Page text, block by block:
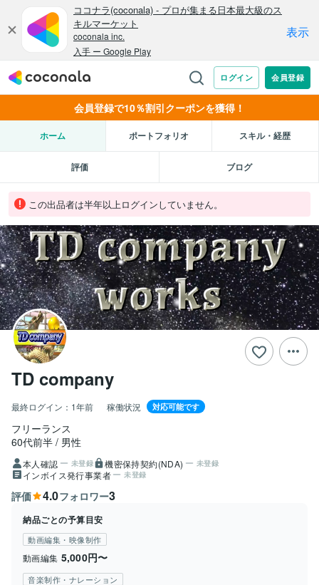
会員登録で10％割引クーポンを獲得！
ホーム ポートフォリオ スキル・経歴
評価 ブログ
この出品者は半年以上ログインしていません。
TD company
最終ログイン： 1年前 稼働状況 対応可能です
フリーランス
60代前半
男性
本人確認 未登録 機密保持契約(NDA) 未登録
インボイス発行事業者 未登録
評価 4.0フォロワー3
納品ごとの予算目安
動画編集・映像制作
動画編集 5,000円〜
音楽制作・ナレーション